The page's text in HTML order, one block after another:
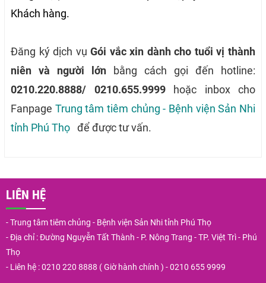
Khách hàng.
Đăng ký dịch vụGói vắc xin dành cho tuổi vị thành
niên và người lớn bằng cách gọi đến hotline:
0210.220.8888/ 0210.655.9999hoặc inbox cho
Fanpage Trung tâm tiêm chủng - Bệnh viện Sản Nhi
tỉnh Phú Thọ để được tư vấn.
LIÊN HỆ
- Trung tâm tiêm chủng - Bệnh viện Sản Nhi tỉnh Phú Thọ
- Địa chỉ : Đường Nguyễn Tất Thành - P. Nông Trang - TP. Việt Trì - Phú
Thọ
- Liên hệ : 0210 220 8888 ( Giờ hành chính ) - 0210 655 9999